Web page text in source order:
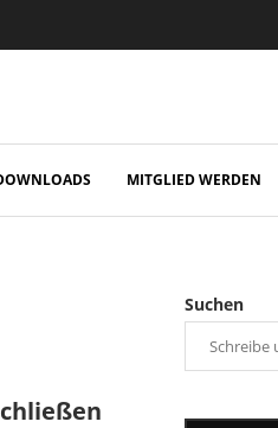
MITGLIED WERDEN
Suchen